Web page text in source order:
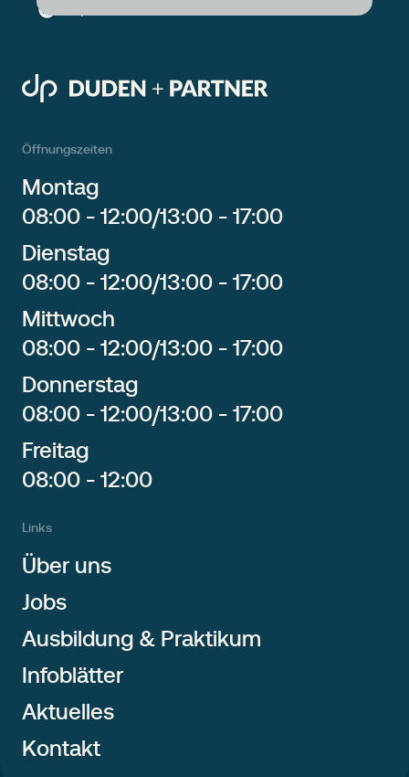
Öffnungszeiten
Montag
08:00 - 12:00/13:00 - 17:00
Dienstag
08:00 - 12:00/13:00 - 17:00
Mittwoch
08:00 - 12:00/13:00 - 17:00
Donnerstag
08:00 - 12:00/13:00 - 17:00
Freitag
08:00 - 12:00
Links
Über uns
Jobs
Ausbildung & Praktikum
Infoblätter
Aktuelles
Kontakt